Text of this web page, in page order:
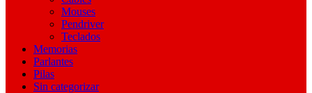
Mouses
Pendriver
Teclados
Memorias
Parlantes
Pilas
Sin categorizar